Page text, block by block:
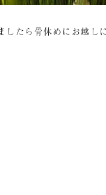
したら骨休めにお越し